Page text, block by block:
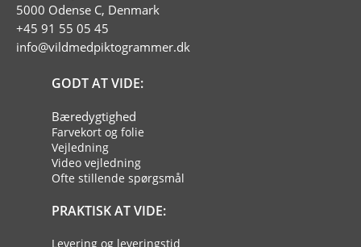
5000 Odense C, Denmark
+45 91 55 05 45
info@vildmedpiktogrammer.dk
GODT AT VIDE:
Bæredygtighed
Farvekort og folie
Vejledning
Video vejledning
Ofte stillende spørgsmål
PRAKTISK AT VIDE:
Levering og leveringstid